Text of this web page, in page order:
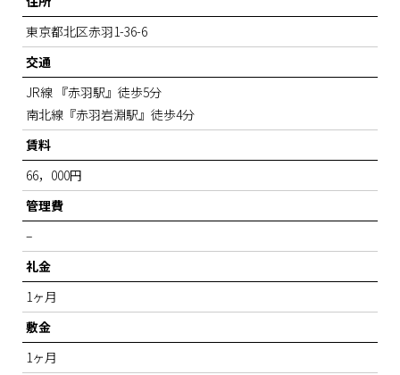
東京都北区赤羽1-36-6
交通
JR線 『赤羽駅』徒歩5分
南北線『赤羽岩淵駅』徒歩4分
賃料
66，000円
管理費
–
礼金
1ヶ月
敷金
1ヶ月